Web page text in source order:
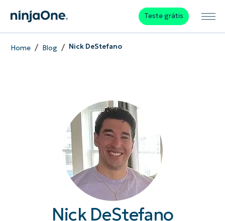
Teste grátis
Home/ Blog/ Nick DeStefano
Nick DeStefano